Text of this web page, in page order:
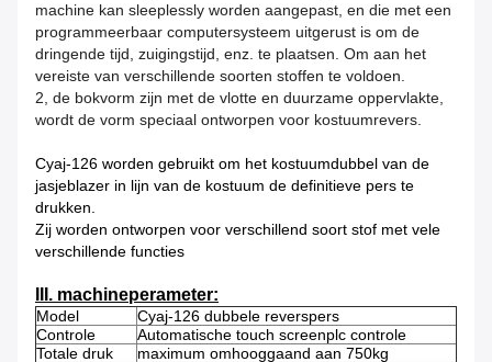
machine kan sleeplessly worden aangepast, en die met een
programmeerbaar computersysteem uitgerust is om de
dringende tijd, zuigingstijd, enz. te plaatsen. Om aan het
vereiste van verschillende soorten stoffen te voldoen.
2, de bokvorm zijn met de vlotte en duurzame oppervlakte,
wordt de vorm speciaal ontworpen voor kostuumrevers.
Cyaj-126 worden gebruikt om het kostuumdubbel van de
jasjeblazer in lijn van de kostuum de definitieve pers te
drukken.
Zij worden ontworpen voor verschillend soort stof met vele
verschillende functies
III. machineperameter:
Model
Cyaj-126 dubbele reverspers
Controle
Automatische touch screenplc controle
Totale druk
maximum omhooggaand aan 750kg